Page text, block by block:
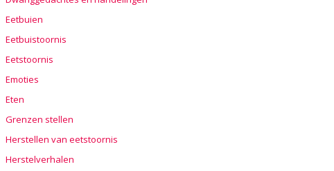
Eetbuien
Eetbuistoornis
Eetstoornis
Emoties
Eten
Grenzen stellen
Herstellen van eetstoornis
Herstelverhalen